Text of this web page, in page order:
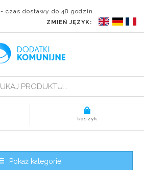
- czas dostawy do 48 godzin.
ZMIEŃ JĘZYK:
koszyk
Pokaż kategorie